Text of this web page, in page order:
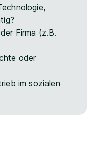
Firma (z.B.
oder
im sozialen